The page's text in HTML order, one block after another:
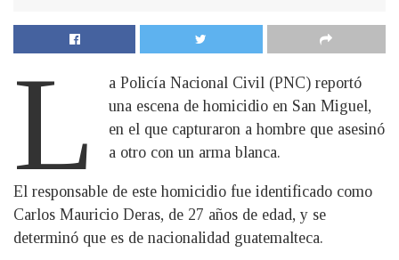
L
a Policía Nacional Civil (PNC) reportó
una escena de homicidio en San Miguel,
en el que capturaron a hombre que asesinó
a otro con un arma blanca.
El responsable de este homicidio fue identificado como
Carlos Mauricio Deras, de 27 años de edad, y se
determinó que es de nacionalidad guatemalteca.